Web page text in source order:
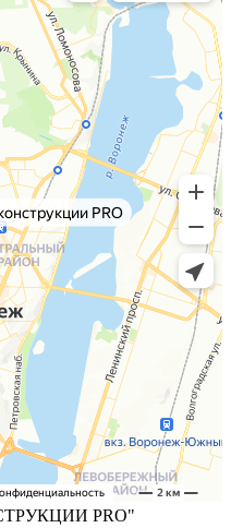
PRO"